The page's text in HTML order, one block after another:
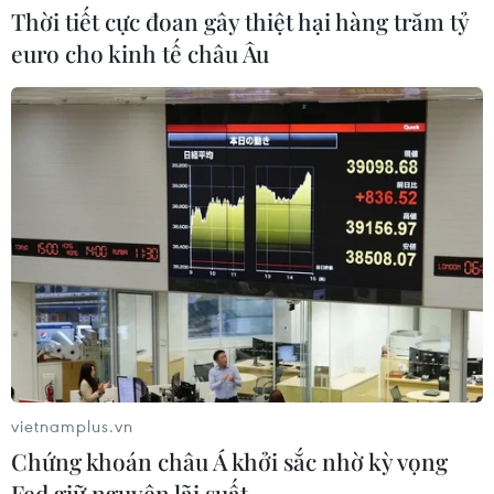
Mỹ điều tra sự cố hàng không liên
quan đến trực thăng chở Tổng thống
Trump
06/08/2026 04:38
Xem thêm
CƠ QUAN CHỦ QUẢN: THÔNG TẤN XÃ VIỆT NAM
Tổng Biên tập: TRẦN TIẾN DUẨN
Phó Tổng Biên tập: NGUYỄN THỊ TÁM, KHÚC THANH
THỦY
Thời tiết cực đoan gây thiệt hại hàng trăm tỷ
euro cho kinh tế châu Âu
vietnamplus.vn
Chứng khoán châu Á khởi sắc nhờ kỳ vọng